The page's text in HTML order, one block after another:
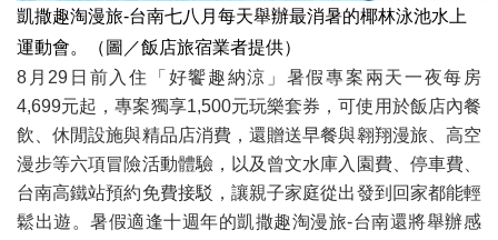
凱撒趣淘漫旅-台南七八月每天舉辦最消暑的椰林泳池水上
運動會。（圖／飯店旅宿業者提供）
8月29日前入住「好饗趣納涼」暑假專案兩天一夜每房
4,699元起，專案獨享1,500元玩樂套券，可使用於飯店內餐
飲、休閒設施與精品店消費，還贈送早餐與翱翔漫旅、高空
漫步等六項冒險活動體驗，以及曾文水庫入園費、停車費、
台南高鐵站預約免費接駁，讓親子家庭從出發到回家都能輕
鬆出遊。暑假適逢十週年的凱撒趣淘漫旅-台南還將舉辦感